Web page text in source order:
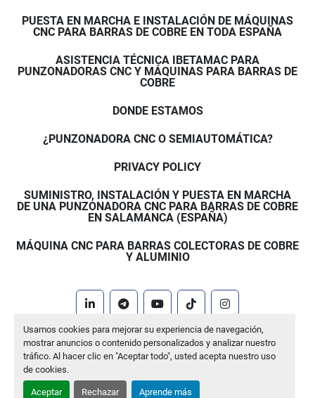
Usamos cookies para mejorar su experiencia de navegación,
mostrar anuncios o contenido personalizados y analizar nuestro
tráfico. Al hacer clic en "Aceptar todo", usted acepta nuestro uso
de cookies.
Aceptar Rechazar Aprende más
PUESTA EN MARCHA E INSTALACIÓN DE MÁQUINAS
CNC PARA BARRAS DE COBRE EN TODA ESPAÑA
ASISTENCIA TÉCNICA IBETAMAC PARA
PUNZONADORAS CNC Y MÁQUINAS PARA BARRAS DE
COBRE
DONDE ESTAMOS
¿PUNZONADORA CNC O SEMIAUTOMÁTICA?
PRIVACY POLICY
SUMINISTRO, INSTALACIÓN Y PUESTA EN MARCHA
DE UNA PUNZONADORA CNC PARA BARRAS DE COBRE
EN SALAMANCA (ESPAÑA)
MÁQUINA CNC PARA BARRAS COLECTORAS DE COBRE
Y ALUMINIO
linkedintelegramyoutubetiktok
instagram
Machinio Systemsitio web deMachinio
Administrar cookies